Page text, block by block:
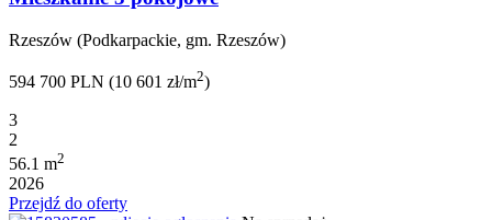
Rzeszów (Podkarpackie, gm. Rzeszów)
594 700 PLN (10 601 zł/m2)
3
2
56.1 m2
2026
Przejdź do oferty